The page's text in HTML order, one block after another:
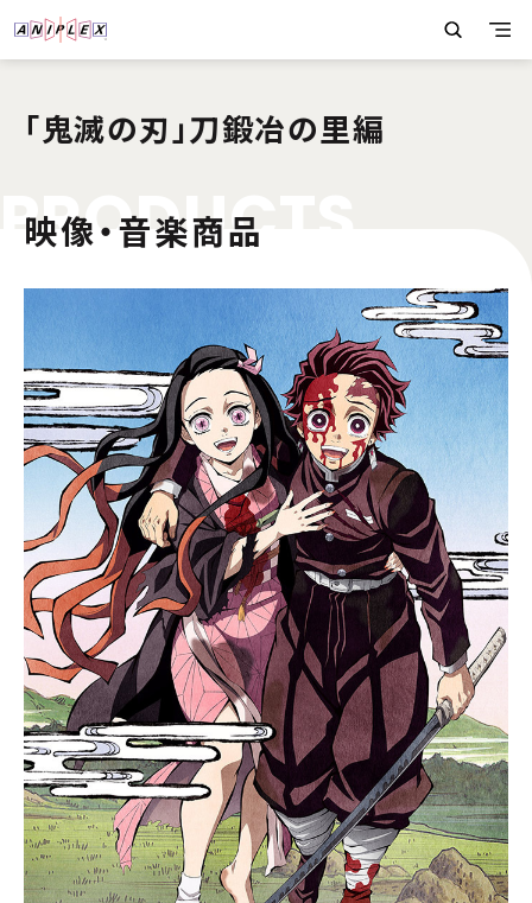
「鬼滅の刃」刀鍛冶の里編
PRODUC
映像・音楽商品